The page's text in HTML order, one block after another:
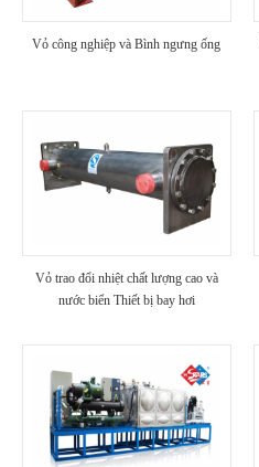
Vỏ công nghiệp và Bình ngưng ống
Vỏ trao đổi nhiệt chất lượng cao và
nước biển Thiết bị bay hơi